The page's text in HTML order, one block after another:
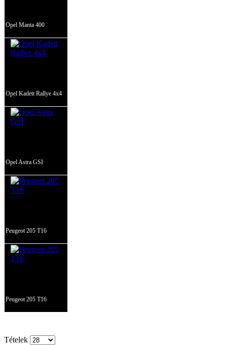
Opel Manta 400
Opel Kadett Rallye 4x4
Opel Astra GSI
Peugeot 205 T16
Peugeot 205 T16
Tételek